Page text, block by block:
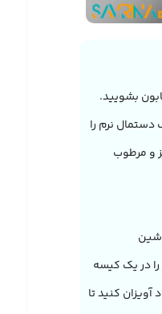
بشویید.
نرم را
و مرطوب
در یک کیسه
کنید تا